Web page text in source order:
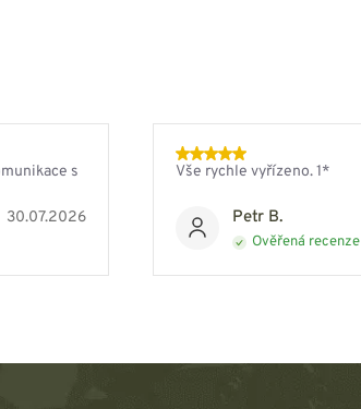
30.07.2026
s
Petr B.
Ověřená recenze
Vše rychle vyřízeno. 1*